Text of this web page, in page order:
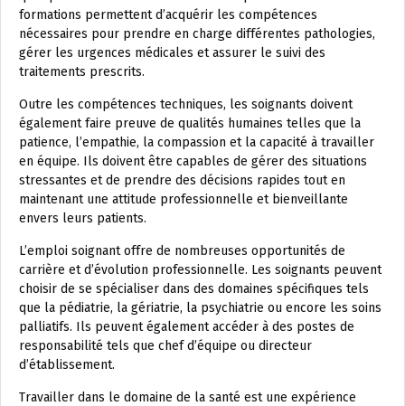
formations permettent d’acquérir les compétences
nécessaires pour prendre en charge différentes pathologies,
gérer les urgences médicales et assurer le suivi des
traitements prescrits.
Outre les compétences techniques, les soignants doivent
également faire preuve de qualités humaines telles que la
patience, l’empathie, la compassion et la capacité à travailler
en équipe. Ils doivent être capables de gérer des situations
stressantes et de prendre des décisions rapides tout en
maintenant une attitude professionnelle et bienveillante
envers leurs patients.
L’emploi soignant offre de nombreuses opportunités de
carrière et d’évolution professionnelle. Les soignants peuvent
choisir de se spécialiser dans des domaines spécifiques tels
que la pédiatrie, la gériatrie, la psychiatrie ou encore les soins
palliatifs. Ils peuvent également accéder à des postes de
responsabilité tels que chef d’équipe ou directeur
d’établissement.
Travailler dans le domaine de la santé est une expérience